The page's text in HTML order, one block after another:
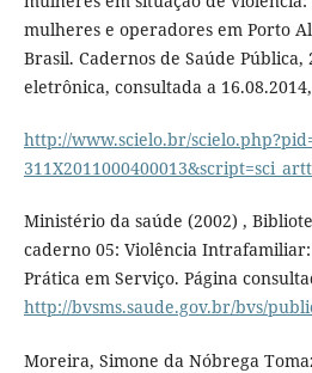
mulheres e operadores em Porto
Brasil. Cadernos de Saúde Pública,
eletrônica, consultada a
http://www.scielo.br/
Ministério da saúde (2002) ,
caderno 05: Violência
Prática em Serviço. Página
http://bvsms.saude.gov.br/bvs/
Moreira, Simone da Nóbrega